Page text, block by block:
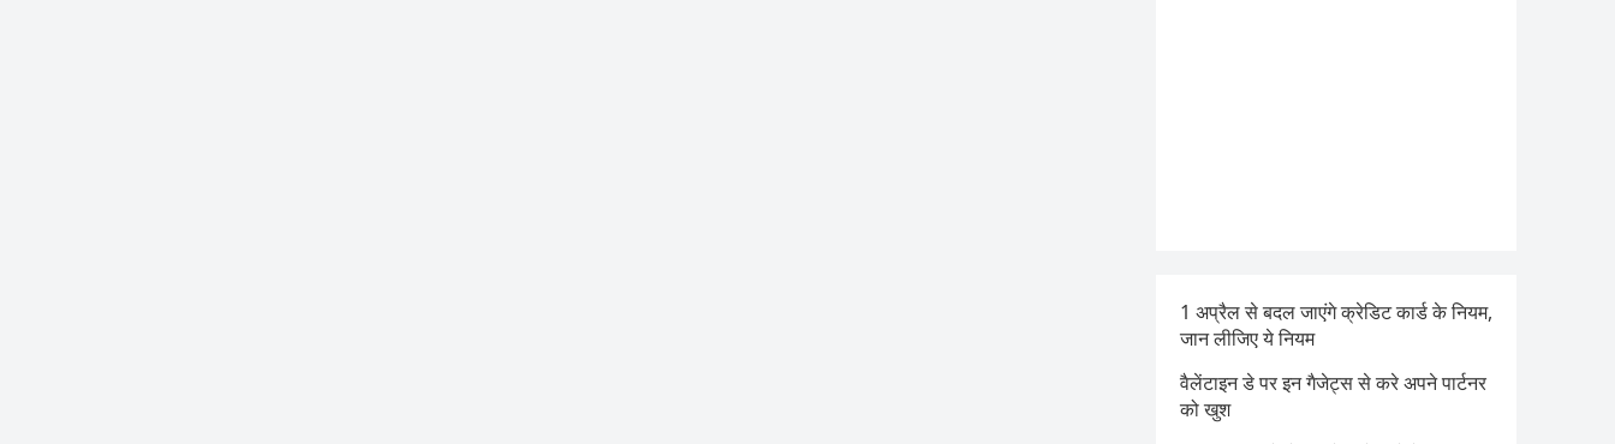
1 अप्रैल से बदल जाएंगे क्रेडिट कार्ड के नियम,
जान लीजिए ये नियम
वैलेंटाइन डे पर इन गैजेट्स से करे अपने पार्टनर
को खुश